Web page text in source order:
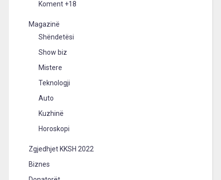
Koment +18
Magazinë
Shëndetësi
Show biz
Mistere
Teknologji
Auto
Kuzhinë
Horoskopi
Zgjedhjet KKSH 2022
Biznes